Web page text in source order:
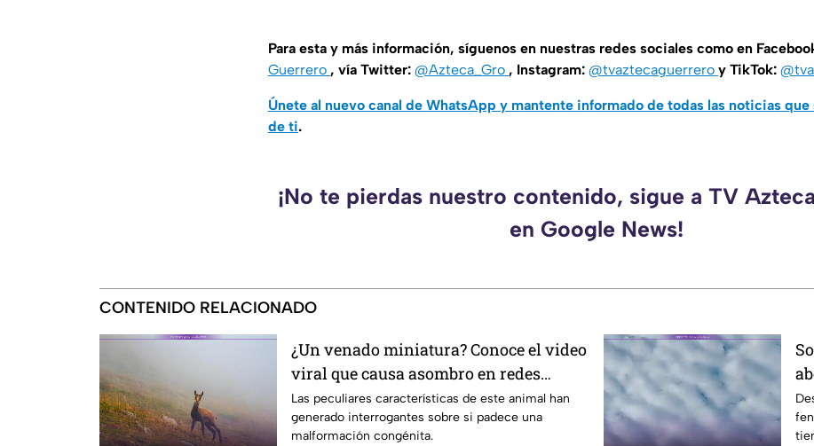
Para esta y más información, síguenos en nuestras redes sociales como en
Guerrero , vía Twitter: @Azteca_Gro , Instagram: @tvaztecaguerrero y TikTok:
Únete al nuevo canal de WhatsApp y mantente informado de todas las noticias
de ti.
¡No te pierdas nuestro contenido, sigue a TV
en Google News!
CONTENIDO RELACIONADO
¿Un venado miniatura? Conoce el video
viral que causa asombro en redes
sociales
Las peculiares características de este animal han
generado interrogantes sobre si padece una
malformación congénita.